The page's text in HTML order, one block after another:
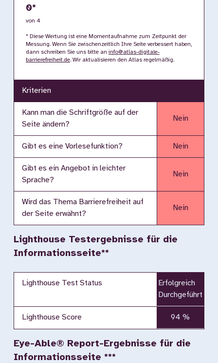
0*
von 4
* Diese Wertung ist eine Momentaufnahme zum Zeitpunkt der
Messung. Wenn Sie zwischenzeitlich Ihre Seite verbessert haben,
dann schreiben Sie uns bitte an info@atlas-digitale-
barrierefreiheit.de. Wir aktualisieren den Atlas regelmäßig.
Kriterien
Kann man die Schriftgröße auf der
Seite ändern?
Nein
Gibt es eine Vorlesefunktion? Nein
Gibt es ein Angebot in leichter
Sprache?
Nein
Wird das Thema Barrierefreiheit auf
der Seite erwähnt?
Nein
Lighthouse Testergebnisse für die
Informationsseite**
Lighthouse Test Status
Erfolgreich
Durchgeführt
Lighthouse Score 94 %
Eye-Able® Report-Ergebnisse für die
Informationsseite ***